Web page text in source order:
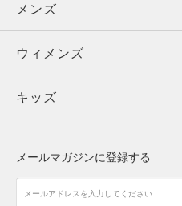
メンズ
ウィメンズ
キッズ
アクセサリー
メンズ
トップス
ボトムス
アクセサリー
ウィメンズ
トップス
シューズ
キッズ
メールマガジンに登録する